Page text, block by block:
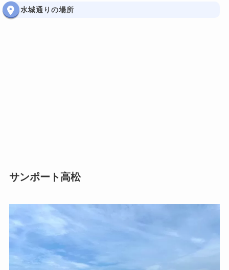
水城通りの場所
サンポート高松